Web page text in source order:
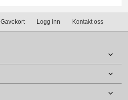
Gavekort Logg inn Kontakt oss